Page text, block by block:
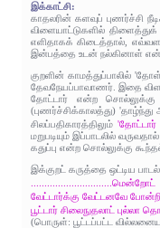
இக்காட்சி:
காதலரின் களவுப் புணர்ச்சி
விளையாட்டுகளில்
எளிதாகக் கிடைத்தால்,
இன்பத்தை உடன் நல்கினாள்
குறளின் காமத்துப்பாலில்
தேவநேயப்பாவாணர். இதை
தோட்டார் என்ற சொல்லுக்கு
(புணர்ச்சிக்காலத்து)
சிலப்பதிகாரத்திலும்'தோட்டார்
மறுபடியும் இப்பாடலில்
கதுப்பு என்ற சொல்லுக்கு
இக்குறட் கருத்தை ஒட்டிய
..............................மென்றோட்
வேட்டார்க்கு வேட்டனவே
பூட்டார் சிலைநுதலாட் புல்லா
(பொருள்: பூட்டப்பட்ட